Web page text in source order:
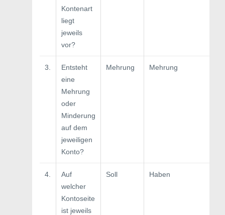
Kontenart
liegt
jeweils
vor?
3.
Entsteht
eine
Mehrung
oder
Minderung
auf dem
jeweiligen
Konto?
Mehrung Mehrung
4.
Auf
welcher
Kontoseite
ist jeweils
Soll Haben